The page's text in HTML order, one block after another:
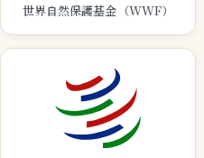
世界自然保護基金（WWF）